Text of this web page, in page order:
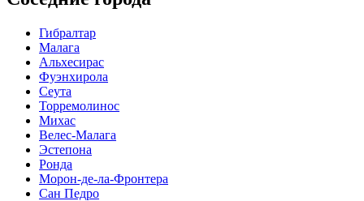
Гибралтар
Малага
Альхесирас
Фуэнхирола
Сеута
Торремолинос
Михас
Велес-Малага
Эстепона
Ронда
Морон-де-ла-Фронтера
Сан Педро